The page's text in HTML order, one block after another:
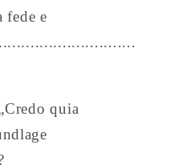
fede e
quia